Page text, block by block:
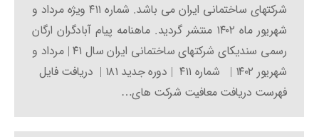
شرکتهای ساختمانی ایران می باشد. شماره ۴۱۱ ویژه مرداد و
شهریور ماه ۱۴۰۲ منتشر گردید. ماهنامه پیام آبادگران ارگان
رسمی سندیکای شرکتهای ساختمانی ایران سال ۴۱ | مرداد و
شهریور ۱۴۰۲ | شماره ۴۱۱ | دوره جدید ۱۸۱ | دریافت فایل
فهرست دریافت معافیت شرکت های…